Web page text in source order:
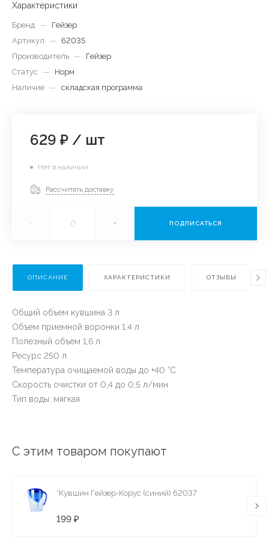
Характеристики
Бренд —
Гейзер
Артикул
— 62035
Производитель —
Гейзер
Статус
—
Норм
Наличие — складская программа
629 ₽ / шт
Нет в наличии
Рассчитать доставку
- + ПОДПИСАТЬСЯ
ОПИСАНИЕ ХАРАКТЕРИСТИКИ ОТЗЫВЫ
Общий объем кувшина 3 л
Объем приемной воронки 1,4 л
Полезный объем 1,6 л
Ресурс 250 л
Температура очищаемой воды до +40 °С
Скорость очистки от 0,4 до 0,5 л/мин
Тип воды: мягкая
С этим товаром покупают
*Кувшин Гейзер-Корус (синий) 62037
199 ₽